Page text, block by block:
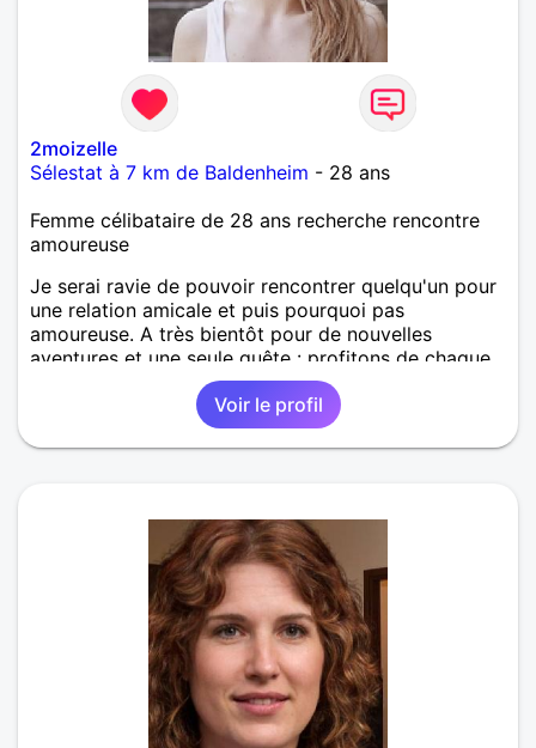
2moizelle
Sélestat à 7 km de Baldenheim - 28 ans
Femme célibataire de 28 ans recherche rencontre
amoureuse
Je serai ravie de pouvoir rencontrer quelqu'un pour
une relation amicale et puis pourquoi pas
amoureuse. A très bientôt pour de nouvelles
aventures et une seule quête : profitons de chaque
instant la vie est trop courte !
Voir le profil